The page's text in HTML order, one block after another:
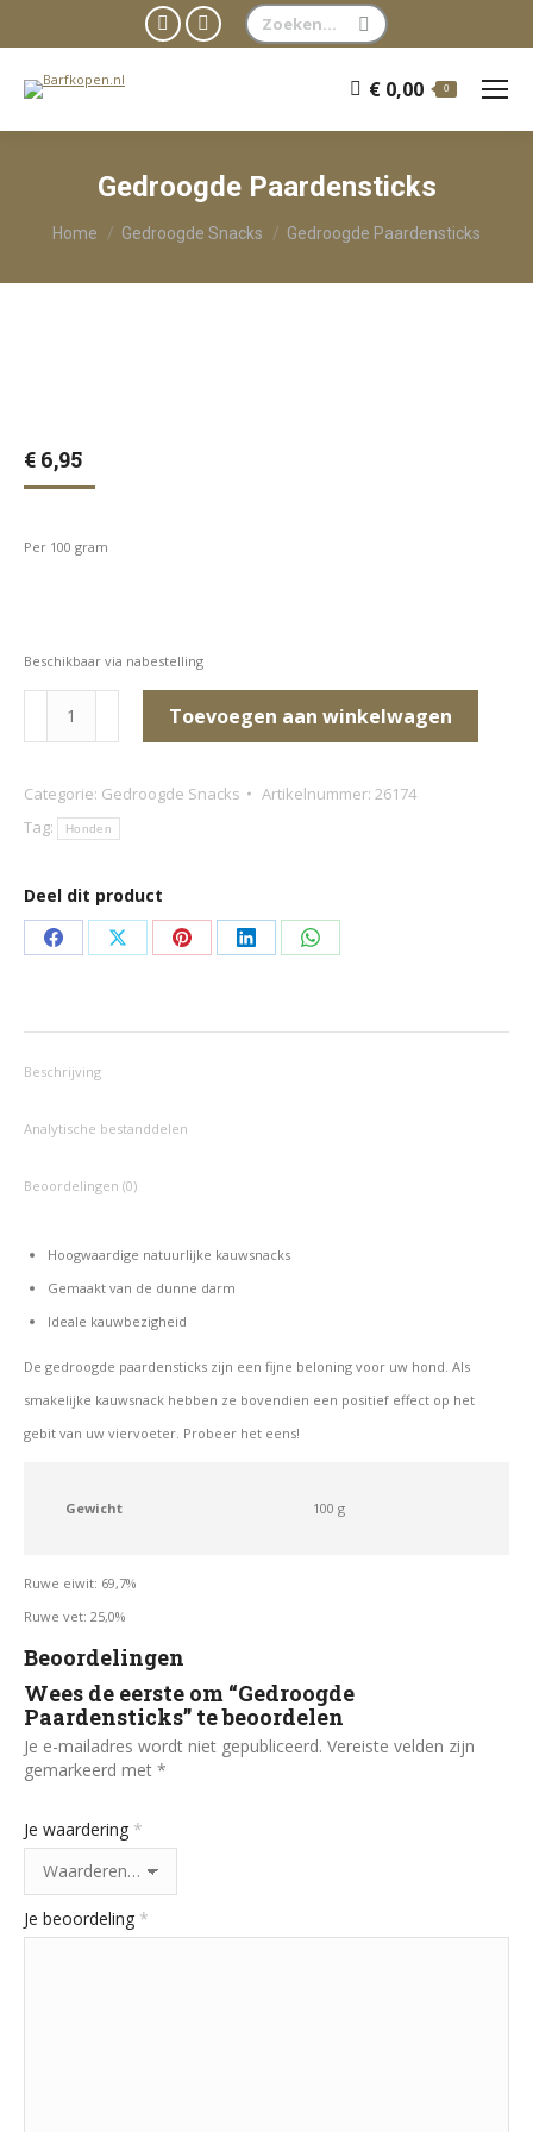
Facebook
in
window
WhatsApp
in
window
Zoeken:
€ 0,00 0
Gedroogde Paardensticks
Je bent hier:
Home Gedroogde Snacks Gedroogde Paardensticks
€ 6,95
Per 100 gram
Beschikbaar via nabestelling
Paardensticks
Toevoegen aan winkelwagen
Categorie: Gedroogde Snacks Artikelnummer: 26174
Tag:
Honden
Deel dit product
Deel
Facebook
Deel
X
Deel
Pinterest
Deel
LinkedIn
Deel
WhatsApp
Beschrijving
Analytische bestanddelen
Beoordelingen (0)
Hoogwaardige natuurlijke kauwsnacks
Gemaakt van de dunne darm
Ideale kauwbezigheid
De gedroogde paardensticks zijn een fijne beloning voor uw hond. Als
smakelijke kauwsnack hebben ze bovendien een positief effect op het
gebit van uw viervoeter. Probeer het eens!
Gewicht 100 g
Ruwe eiwit: 69,7%
Ruwe vet: 25,0%
Beoordelingen
Wees de eerste om “Gedroogde
Paardensticks” te beoordelen
Je e-mailadres wordt niet gepubliceerd. Vereiste velden zijn
gemarkeerd met *
Je waardering *
Je beoordeling *